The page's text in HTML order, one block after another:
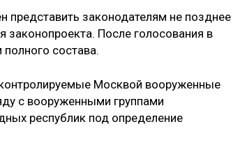
представить законодателям не позднее
После голосования в
состава.
Москвой вооруженные
с вооруженными группами
республик под определение